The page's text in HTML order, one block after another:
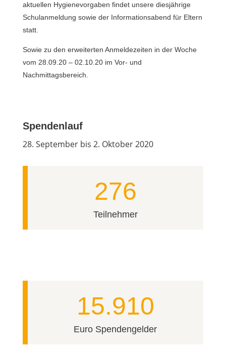
aktuellen Hygienevorgaben findet unsere diesjährige
Schulanmeldung sowie der Informationsabend für Eltern
statt.
Sowie zu den erweiterten Anmeldezeiten in der Woche
vom 28.09.20 – 02.10.20 im Vor- und
Nachmittagsbereich.
Spendenlauf
28. September bis 2. Oktober 2020
276
Teilnehmer
15.910
Euro Spendengelder